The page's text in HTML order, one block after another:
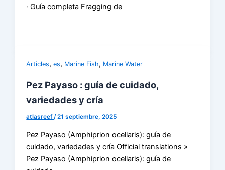
· Guía completa Fragging de
Articles,es, Marine Fish, Marine Water
Pez Payaso : guía de cuidado,
variedades y cría
atlasreef/21 septiembre, 2025
Pez Payaso (Amphiprion ocellaris): guía de
cuidado, variedades y cría Official translations »
Pez Payaso (Amphiprion ocellaris): guía de